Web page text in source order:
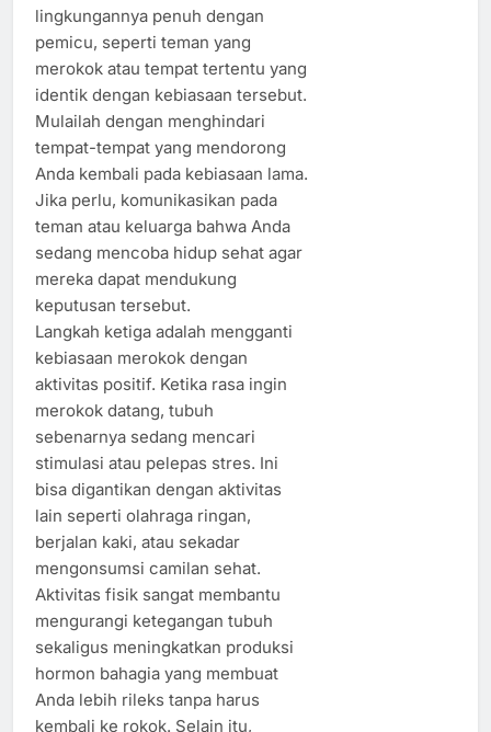
lingkungannya penuh dengan
pemicu, seperti teman yang
merokok atau tempat tertentu yang
identik dengan kebiasaan tersebut.
Mulailah dengan menghindari
tempat-tempat yang mendorong
Anda kembali pada kebiasaan lama.
Jika perlu, komunikasikan pada
teman atau keluarga bahwa Anda
sedang mencoba hidup sehat agar
mereka dapat mendukung
keputusan tersebut.
Langkah ketiga adalah mengganti
kebiasaan merokok dengan
aktivitas positif. Ketika rasa ingin
merokok datang, tubuh
sebenarnya sedang mencari
stimulasi atau pelepas stres. Ini
bisa digantikan dengan aktivitas
lain seperti olahraga ringan,
berjalan kaki, atau sekadar
mengonsumsi camilan sehat.
Aktivitas fisik sangat membantu
mengurangi ketegangan tubuh
sekaligus meningkatkan produksi
hormon bahagia yang membuat
Anda lebih rileks tanpa harus
kembali ke rokok. Selain itu,